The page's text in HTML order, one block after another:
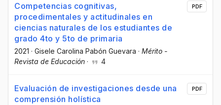
Competencias cognitivas,
procedimentales y actitudinales en
ciencias naturales de los estudiantes de
grado 4to y 5to de primaria
2021 · Gisele Carolina Pabón Guevara · Mérito -
Revista de Educación · 4
PDF
Evaluación de investigaciones desde una
comprensión holística
PDF